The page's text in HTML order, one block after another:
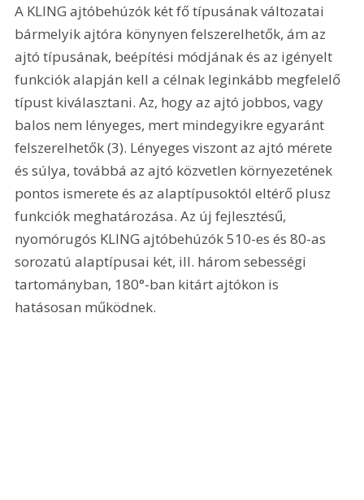
A KLING ajtóbehúzók két fő típusának változatai
bármelyik ajtóra könynyen felszerelhetők, ám az
ajtó típusának, beépítési módjának és az igényelt
funkciók alapján kell a célnak leginkább megfelelő
típust kiválasztani. Az, hogy az ajtó jobbos, vagy
balos nem lényeges, mert mindegyikre egyaránt
felszerelhetők (3). Lényeges viszont az ajtó mérete
és súlya, továbbá az ajtó közvetlen környezetének
pontos ismerete és az alaptípusoktól eltérő plusz
funkciók meghatározása. Az új fejlesztésű,
nyomórugós KLING ajtóbehúzók 510-es és 80-as
sorozatú alaptípusai két, ill. három sebességi
tartományban, 180°-ban kitárt ajtókon is
hatásosan működnek.